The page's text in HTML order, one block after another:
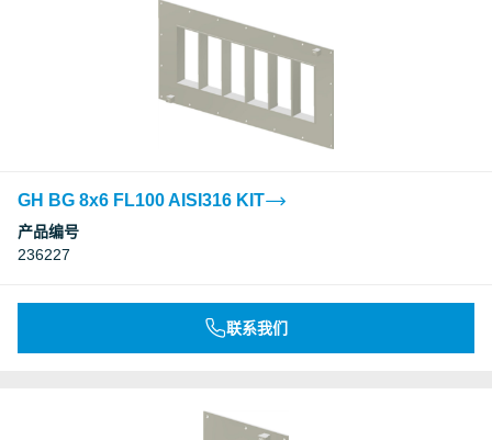
GH BG 8x6 FL100 AISI316 KIT
产品编号
236227
联系我们